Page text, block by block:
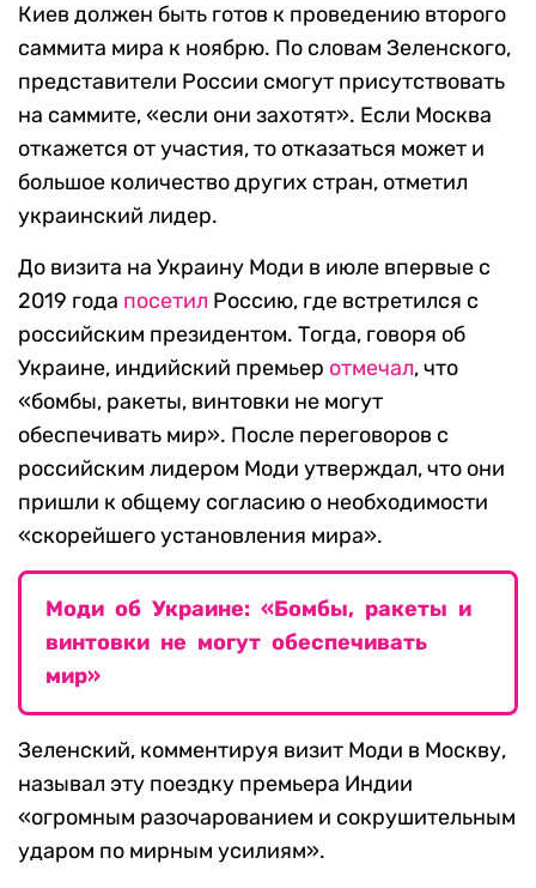
Киев должен быть готов к проведению второго
саммита мира к ноябрю. По словам Зеленского,
представители России смогут присутствовать
на саммите, «если они захотят». Если Москва
откажется от участия, то отказаться может и
большое количество других стран, отметил
украинский лидер.
До визита на Украину Моди в июле впервые с
2019 года посетил Россию, где встретился с
российским президентом. Тогда, говоря об
Украине, индийский премьер отмечал, что
«бомбы, ракеты, винтовки не могут
обеспечивать мир». После переговоров с
российским лидером Моди утверждал, что они
пришли к общему согласию о необходимости
«скорейшего установления мира».
Моди об Украине: «Бомбы, ракеты и
винтовки не могут обеспечивать
мир»
Зеленский, комментируя визит Моди в Москву,
называл эту поездку премьера Индии
«огромным разочарованием и сокрушительным
ударом по мирным усилиям».